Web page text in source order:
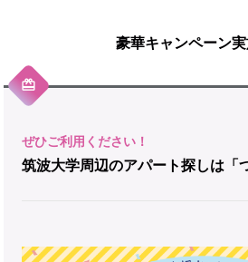
豪華キャンペーン実
筑波大学周辺のアパート探しは「